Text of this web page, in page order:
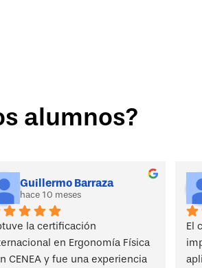
alumnos?
Guillermo Barraza
hace 10 meses
la certificación
en Ergonomía Física
CENEA y fue una experiencia
El